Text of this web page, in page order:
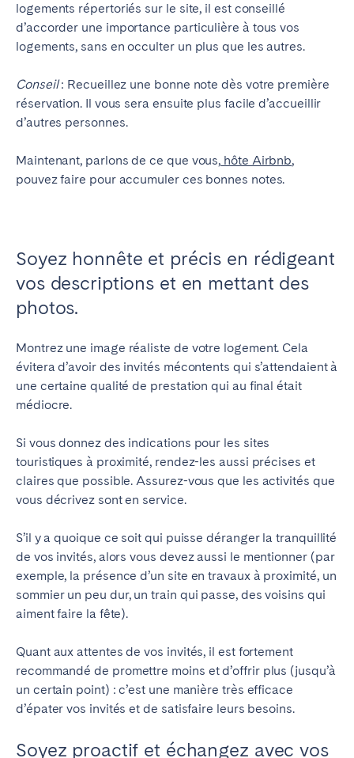
logements répertoriés sur le site, il est conseillé
d’accorder une importance particulière à tous vos
logements, sans en occulter un plus que les autres.
Conseil: Recueillez une bonne note dès votre première
réservation. Il vous sera ensuite plus facile d’accueillir
d’autres personnes.
Maintenant, parlons de ce que vous, hôte Airbnb,
pouvez faire pour accumuler ces bonnes notes.
Soyez honnête et précis en rédigeant
vos descriptions et en mettant des
photos.
Montrez une image réaliste de votre logement. Cela
évitera d’avoir des invités mécontents qui s’attendaient à
une certaine qualité de prestation qui au final était
médiocre.
Si vous donnez des indications pour les sites
touristiques à proximité, rendez-les aussi précises et
claires que possible. Assurez-vous que les activités que
vous décrivez sont en service.
S’il y a quoique ce soit qui puisse déranger la tranquillité
de vos invités, alors vous devez aussi le mentionner (par
exemple, la présence d’un site en travaux à proximité, un
sommier un peu dur, un train qui passe, des voisins qui
aiment faire la fête).
Quant aux attentes de vos invités, il est fortement
recommandé de promettre moins et d’offrir plus (jusqu’à
un certain point) : c’est une manière très efficace
d’épater vos invités et de satisfaire leurs besoins.
Soyez proactif et échangez avec vos
ANGLETERRE
Bath
Birmingham
Londres
Manchester
SCOTLAND
Edinburgh
PORTUGAL
Albufeira
Coimbra
Évora
Leiria
Lisbonne
Porto
MADÈRE
AZORES
Ponta Delgada
Aller sur la page globale